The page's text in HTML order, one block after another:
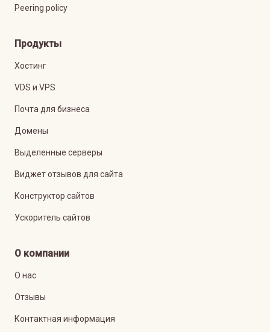
Peering policy
Продукты
Хостинг
VDS и VPS
Почта для бизнеса
Домены
Выделенные серверы
Виджет отзывов для сайта
Конструктор сайтов
Ускоритель сайтов
О компании
О нас
Отзывы
Контактная информация